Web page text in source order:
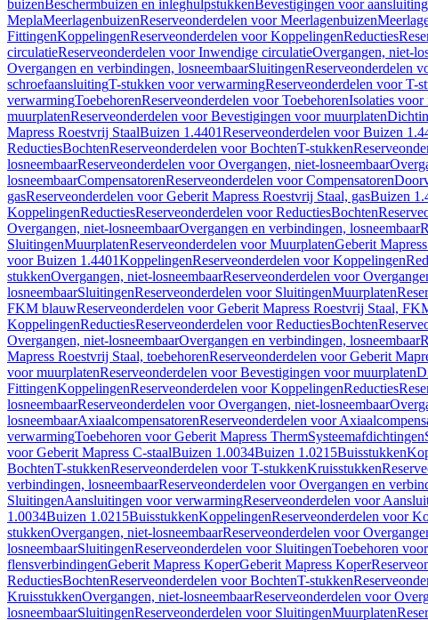
buizenBeschermbuizen en inleghulpstukkenBevestigingen voor
MeplaMeerlagenbuizenReserveonderdelen voor Meerlagenbuizen
FittingenKoppelingenReserveonderdelen voor KoppelingenReducties
circulatieReserveonderdelen voor Inwendige circulatieOvergangen, niet-
Overgangen en verbindingen, losneembaarSluitingenReserveonderdelen
schroefaansluitingT-stukken voor verwarmingReserveonderdelen voor T-
verwarmingToebehorenReserveonderdelen voor ToebehorenIsolaties voor
muurplatenReserveonderdelen voor Bevestigingen voor muurplaten
Mapress Roestvrij StaalBuizen 1.4401Reserveonderdelen voor Buizen
ReductiesBochtenReserveonderdelen voor BochtenT-stukken
losneembaarReserveonderdelen voor Overgangen, niet-losneembaar
losneembaarCompensatorenReserveonderdelen voor Compensatoren
gasReserveonderdelen voor Geberit Mapress Roestvrij Staal, gasBuizen
KoppelingenReductiesReserveonderdelen voor ReductiesBochten
Overgangen, niet-losneembaarOvergangen en verbindingen, losneembaar
SluitingenMuurplatenReserveonderdelen voor MuurplatenGeberit
voor Buizen 1.4401KoppelingenReserveonderdelen voor Koppelingen
stukkenOvergangen, niet-losneembaarReserveonderdelen voor
losneembaarSluitingenReserveonderdelen voor SluitingenMuurplaten
FKM blauwReserveonderdelen voor Geberit Mapress Roestvrij Staal,
KoppelingenReductiesReserveonderdelen voor ReductiesBochten
Overgangen, niet-losneembaarOvergangen en verbindingen, losneembaar
Mapress Roestvrij Staal, toebehorenReserveonderdelen voor Geberit
voor muurplatenReserveonderdelen voor Bevestigingen voor muurplaten
FittingenKoppelingenReserveonderdelen voor KoppelingenReducties
losneembaarReserveonderdelen voor Overgangen, niet-losneembaar
losneembaarAxiaalcompensatorenReserveonderdelen voor
verwarmingToebehoren voor Geberit Mapress ThermSysteemafdichtingen
voor Geberit Mapress C-staalBuizen 1.0034Buizen 1.0215Buisstukken
BochtenT-stukkenReserveonderdelen voor T-stukkenKruisstukken
verbindingen, losneembaarReserveonderdelen voor Overgangen en
SluitingenAansluitingen voor verwarmingReserveonderdelen voor
1.0034Buizen 1.0215BuisstukkenKoppelingenReserveonderdelen voor
stukkenOvergangen, niet-losneembaarReserveonderdelen voor
losneembaarSluitingenReserveonderdelen voor SluitingenToebehoren
flensverbindingenGeberit Mapress KoperGeberit Mapress Koper
ReductiesBochtenReserveonderdelen voor BochtenT-stukken
KruisstukkenOvergangen, niet-losneembaarReserveonderdelen voor
losneembaarSluitingenReserveonderdelen voor SluitingenMuurplaten